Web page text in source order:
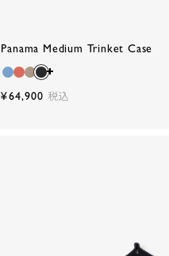
Panama Medium Trinket Case
¥64,900 税込